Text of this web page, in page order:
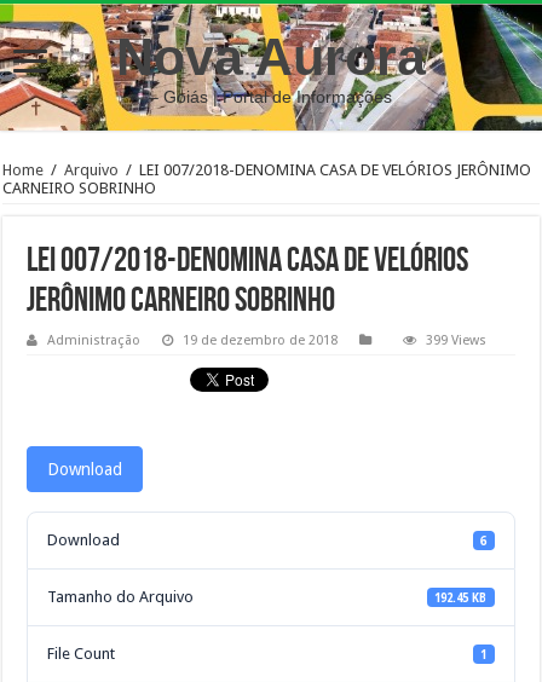
Nova Aurora
– Goiás | Portal de Informações
Home / Arquivo / LEI 007/2018-DENOMINA CASA DE VELÓRIOS JERÔNIMO
CARNEIRO SOBRINHO
LEI 007/2018-DENOMINA CASA DE VELÓRIOS
JERÔNIMO CARNEIRO SOBRINHO
Administração 19 de dezembro de 2018 399 Views
Download
Download 6
Tamanho do Arquivo 192.45 KB
File Count 1